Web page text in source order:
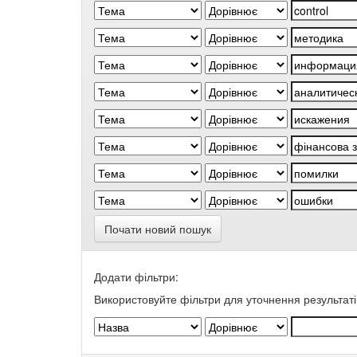
Почати новий пошук
Додати фільтри:
Використовуйте фільтри для уточнення